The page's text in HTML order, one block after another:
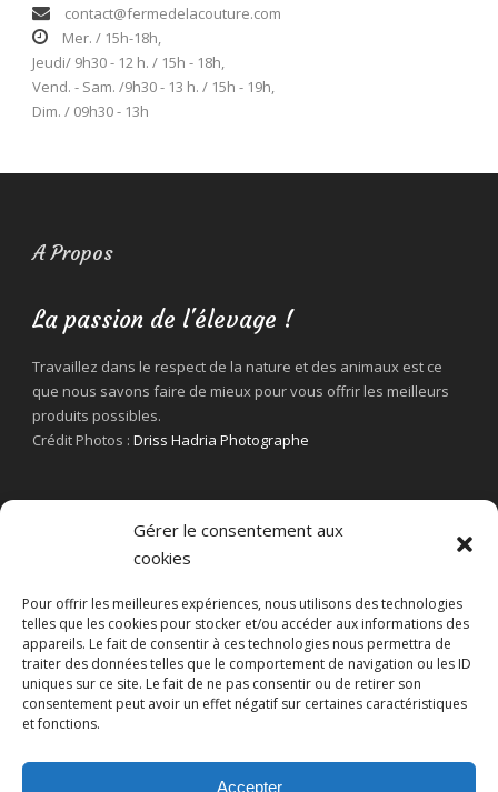
Gérer le consentement aux
cookies
Pour offrir les meilleures expériences, nous utilisons des technologies
telles que les cookies pour stocker et/ou accéder aux informations des
appareils. Le fait de consentir à ces technologies nous permettra de
traiter des données telles que le comportement de navigation ou les ID
uniques sur ce site. Le fait de ne pas consentir ou de retirer son
consentement peut avoir un effet négatif sur certaines caractéristiques
et fonctions.
Accepter
contact@fermedelacouture.com
Mer. / 15h-18h,
Jeudi/ 9h30 - 12 h. / 15h - 18h,
Vend. - Sam. /9h30 - 13 h. / 15h - 19h,
Dim. / 09h30 - 13h
A Propos
La passion de l'élevage !
Travaillez dans le respect de la nature et des animaux est ce
que nous savons faire de mieux pour vous offrir les meilleurs
produits possibles.
Crédit Photos : Driss Hadria Photographe